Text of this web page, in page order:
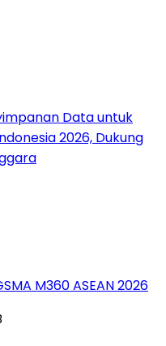
Data untuk
2026, Dukung
M360 ASEAN 2026